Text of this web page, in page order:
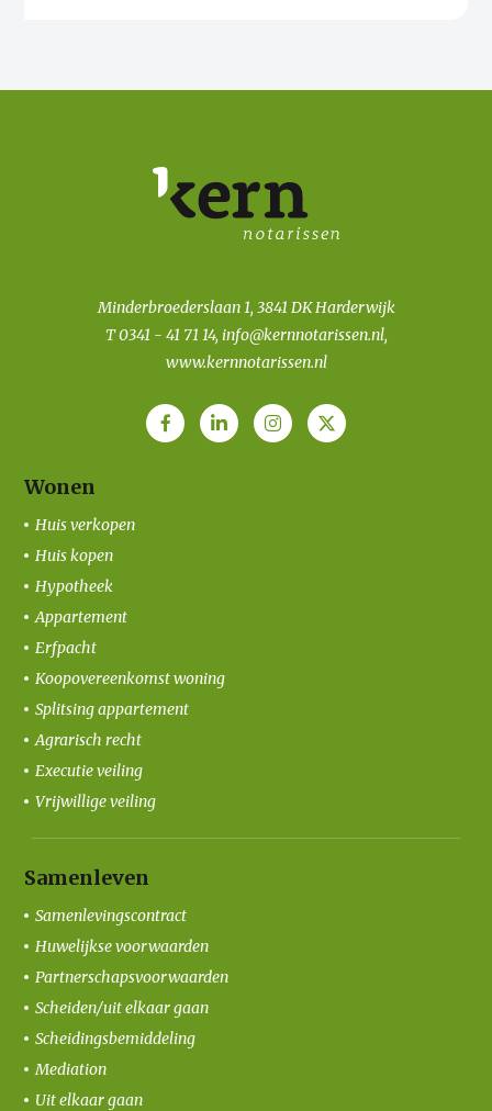
Minderbroederslaan 1, 3841 DK Harderwijk
T0341 - 41 71 14, info@kernnotarissen.nl,
www.kernnotarissen.nl
Wonen
Huis verkopen
Huis kopen
Hypotheek
Appartement
Erfpacht
Koopovereenkomst woning
Splitsing appartement
Agrarisch recht
Executie veiling
Vrijwillige veiling
Samenleven
Samenlevingscontract
Huwelijkse voorwaarden
Partnerschapsvoorwaarden
Scheiden/uit elkaar gaan
Scheidingsbemiddeling
Mediation
Uit elkaar gaan